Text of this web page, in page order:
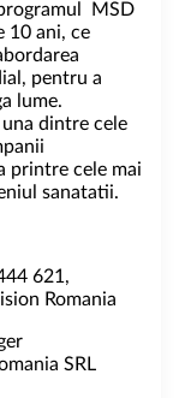
MSD
10 ani, ce
pentru a
lume.
dintre cele
printre cele mai
sanatatii.
621,
Romania
SRL